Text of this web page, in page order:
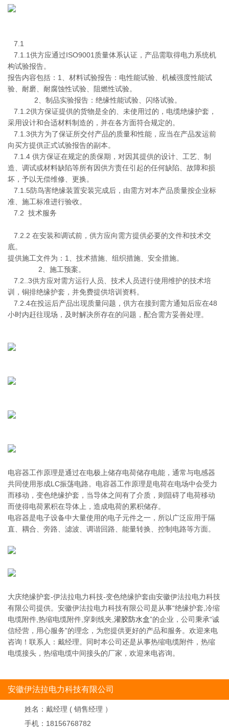
7.1
7.1.1供方应通过ISO9001质量体系认证，产品需取得电力系统机
构试验报告。
报告内容包括：1、材料试验报告：电性能试验、机械强度性能试
验、耐磨、耐腐蚀性试验、阻燃性试验。
2、制品实验报告：绝缘性能试验、闪络试验。
7.1.2供方保证提供的货物是全的、未使用过的，电缆绝缘护套，
采用设计和合适材料制造的，并在各方面符合规定的。
7.1.3供方为了保证所交付产品的质量和性能，应当在产品发运前
向买方提供正式试验报告的副本。
7.1.4 供方保证在规定的质保期，对因其提供的设计、工艺、制
造、调试或材料缺陷等所有因供方责任引起的任何缺陷、故障和损
坏，予以无偿维修、更换。
7.1.5防鸟害绝缘装置安装完成后，由需方对本产品质量按企业标
准、施工标准进行验收。
7.2 技术服务
7.2.2 在安装和调试前，供方应向需方提供必要的文件和技术交
底。
提供施工文件为：1、技术措施、组织措施、安全措施。
2、施工预案。
7.2..3供方应对需方运行人员、技术人员进行使用维护的技术培
训，铜排绝缘护套，并免费提供培训资料。
7.2.4在投运后产品出现质量问题，供方在接到需方通知后应在48
小时内赶往现场，及时解决所存在的问题，配合需方妥善处理。
电容器工作原理是通过在电极上储存电荷储存电能，通常与电感器
共同使用形成LC振荡电路。电容器工作原理是电荷在电场中会受力
而移动，变色绝缘护套，当导体之间有了介质，则阻碍了电荷移动
而使得电荷累积在导体上，造成电荷的累积储存。
电容器是电子设备中大量使用的电子元件之一，所以广泛应用于隔
直、耦合、旁路、滤波、调谐回路、能量转换、控制电路等方面。
大庆绝缘护套-伊法拉电力科技-变色绝缘护套由安徽伊法拉电力科技
有限公司提供。安徽伊法拉电力科技有限公司是从事“绝缘护套,冷缩
电缆附件,热缩电缆附件,穿刺线夹, 灌胶防水盒”的企业，公司秉承“诚
信经营，用心服务”的理念，为您提供更好的产品和服务。欢迎来电
咨询！联系人：戴经理。同时本公司还是从事热缩电缆附件，热缩
电缆接头，热缩电缆中间接头的厂家，欢迎来电咨询。
安徽伊法拉电力科技有限公司
姓名： 戴经理 ( 销售经理 ）
手机： 18156768782